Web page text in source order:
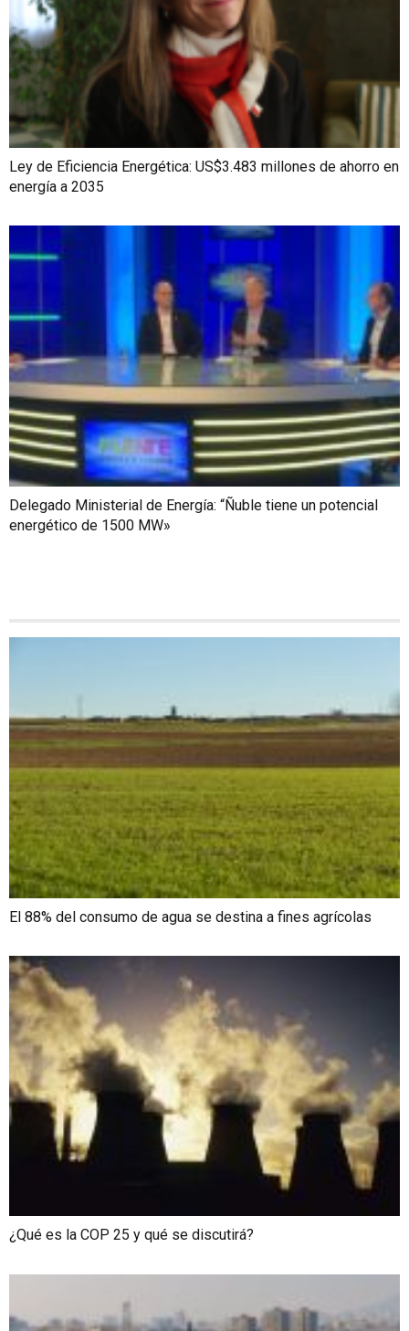
Ley de Eficiencia Energética: US$3.483 millones de ahorro en
energía a 2035
Delegado Ministerial de Energía: “Ñuble tiene un potencial
energético de 1500 MW»
El 88% del consumo de agua se destina a fines agrícolas
¿Qué es la COP 25 y qué se discutirá?